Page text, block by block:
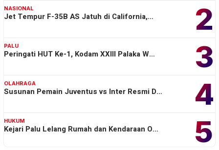
2
NASIONAL
Jet Tempur F-35B AS Jatuh di California,…
3
PALU
Peringati HUT Ke-1, Kodam XXIII Palaka W…
4
OLAHRAGA
Susunan Pemain Juventus vs Inter Resmi D…
5
HUKUM
Kejari Palu Lelang Rumah dan Kendaraan O…